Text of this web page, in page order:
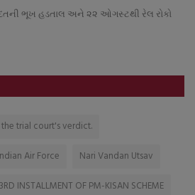
ભૂખ હડતાલ અને ૨૨ ઓગસ્ટથી રેલ રોકો
trial court's verdict.
Air Force
Nari Vandan Utsav
INSTALLMENT OF PM-KISAN SCHEME